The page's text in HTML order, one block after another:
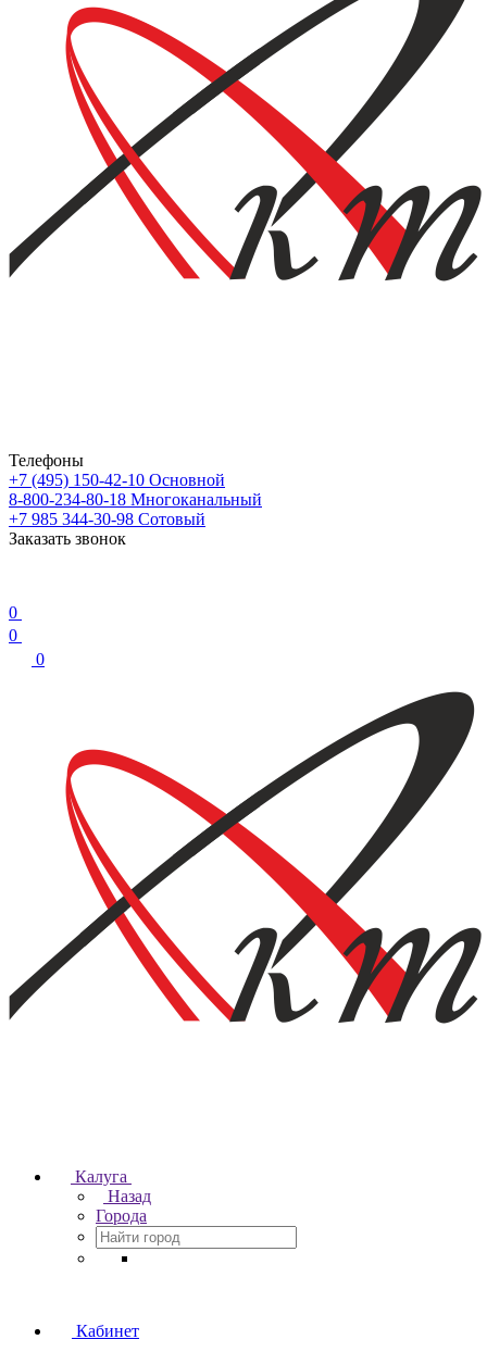
Телефоны
+7 (495) 150-42-10 Основной
8-800-234-80-18 Многоканальный
+7 985 344-30-98 Сотовый
Заказать звонок
0
0
0
Калуга
Назад
Города
Кабинет